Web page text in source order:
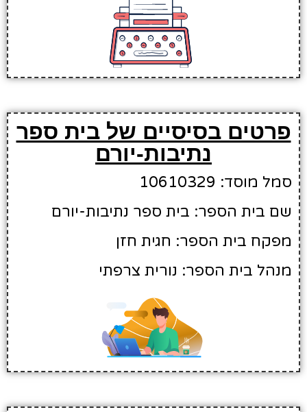
פרטים בסיסיים של בית ספר
נתיבות-יורם
סמל מוסד: 10610329
שם בית הספר: בית ספר נתיבות-יורם
מפקח בית הספר: חגית חזן
מנהל בית הספר: נורית צרפתי